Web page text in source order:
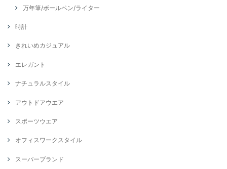
万年筆/ボールペン/ライター
時計
きれいめカジュアル
エレガント
ナチュラルスタイル
アウトドアウエア
スポーツウエア
オフィスワークスタイル
スーパーブランド